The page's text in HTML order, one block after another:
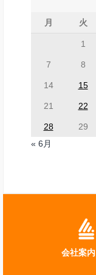
月 火
1
7 8
14 15
21 22
28 29
« 6月
会社案内